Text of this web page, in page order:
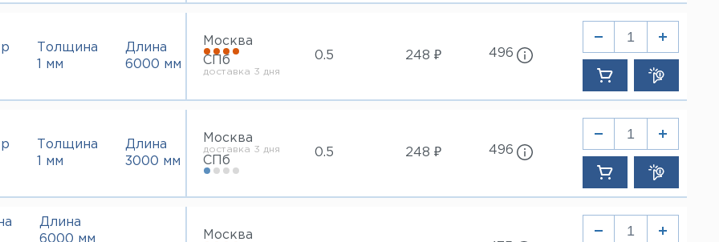
Толщина
1 мм
Длина
6000 мм
Москва
СПб
доставка 3 дня
0.5 248 ₽ 496
Толщина
1 мм
Длина
3000 мм
Москва
доставка 3 дня
СПб
0.5 248 ₽ 496
Длина
6000 мм
Москва